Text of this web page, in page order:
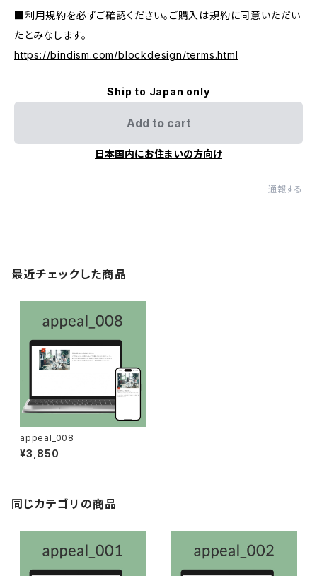
■利用規約を必ずご確認ください。ご購入は規約に同意いただい
たとみなします。
https://bindism.com/blockdesign/terms.html
Ship to Japan only
Add to cart
日本国内にお住まいの方向け
通報する
最近チェックした商品
appeal_008
¥3,850
同じカテゴリの商品